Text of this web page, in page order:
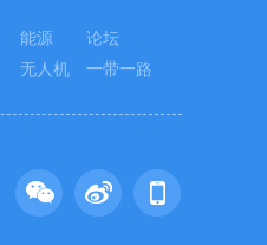
能源
论坛
无人机 一带一路